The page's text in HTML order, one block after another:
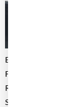
Eine Car Policy schafft
Firmenfahrzeugen und
Rechtssicherheit und
Sie, welche Inhalte